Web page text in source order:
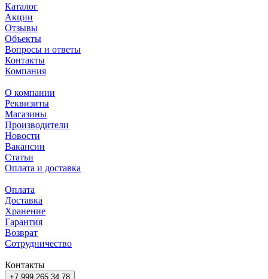
Каталог
Акции
Отзывы
Объекты
Вопросы и ответы
Контакты
Компания
О компании
Реквизиты
Магазины
Производители
Новости
Вакансии
Статьи
Оплата и доставка
Оплата
Доставка
Хранение
Гарантия
Возврат
Сотрудничество
Контакты
+7 999 265 34 78